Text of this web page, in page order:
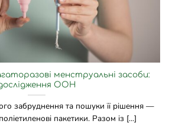
менструальні засоби:
ООН
забруднення та пошуки її рішення —
пакетики. Разом із [...]